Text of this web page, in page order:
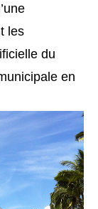
les
du
en